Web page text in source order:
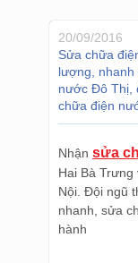
20/09/2016
Sửa chữa
lượng, nhanh
nước Đô Thị,
chữa điện
Nhận sửa
Hai Bà
Nội. Đội ngũ
nhanh, sửa
hành